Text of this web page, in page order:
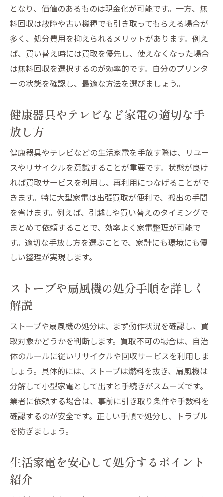
となり、価値のあるものは現金化が可能です。一方、無
料回収は故障や古い機種でも引き取ってもらえる場合が
多く、処分費用を抑えられるメリットがあります。例え
ば、買い替え時には買取を優先し、使えなくなった場合
は無料回収を選択するのが効率的です。自分のプリンタ
ーの状態を確認し、最適な方法を選びましょう。
健康器具やテレビなど家電の適切な手
放し方
健康器具やテレビなどの生活家電を手放す際は、リユー
スやリサイクルを意識することが重要です。状態が良け
れば買取サービスを利用し、再利用につなげることがで
きます。特に大型家電は出張買取が便利で、搬出の手間
を省けます。例えば、引越しや買い替えのタイミングで
まとめて依頼することで、効率よく家電整理が可能で
す。適切な手放し方を選ぶことで、家計にも環境にも優
しい整理が実現します。
ストーブや扇風機の処分手順を詳しく
解説
ストーブや扇風機の処分は、まず動作状況を確認し、買
取対象かどうかを判断します。買取不可の場合は、自治
体のルールに従いリサイクルや回収サービスを利用しま
しょう。具体的には、ストーブは燃料を抜き、扇風機は
分解して小型家電として出すと手続きがスムーズです。
業者に依頼する場合は、事前に引き取り条件や手数料を
確認するのが安全です。正しい手順で処分し、トラブル
を防ぎましょう。
生活家電を安心して処分するポイント
紹介